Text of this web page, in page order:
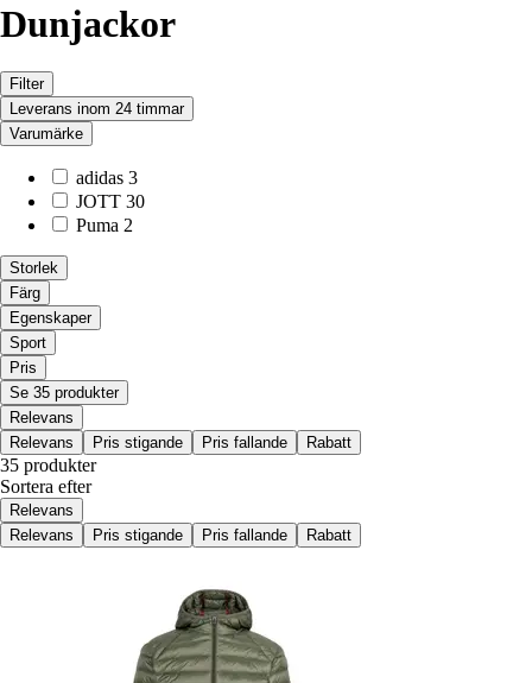
Dunjackor
Filter
Leverans inom 24 timmar
Varumärke
adidas 3
JOTT 30
Puma 2
Storlek
Färg
Egenskaper
Sport
Pris
Se 35 produkter
Relevans
Relevans
Pris stigande Pris fallande Rabatt
35 produkter
Sortera efter
Relevans
Relevans
Pris stigande Pris fallande Rabatt